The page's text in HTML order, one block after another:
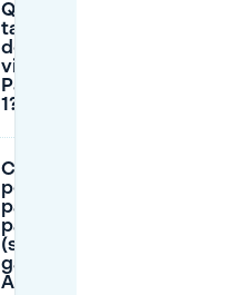
Quali sono le
tariffe tipiche
dei garage
vicino a
Palmpolstraat
1?
Come
posso
pagare il
parcheggio
(strada e
garage) ad
Almere?